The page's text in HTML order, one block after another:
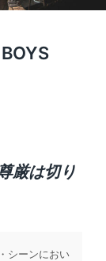
厳は切り
シーンにおい